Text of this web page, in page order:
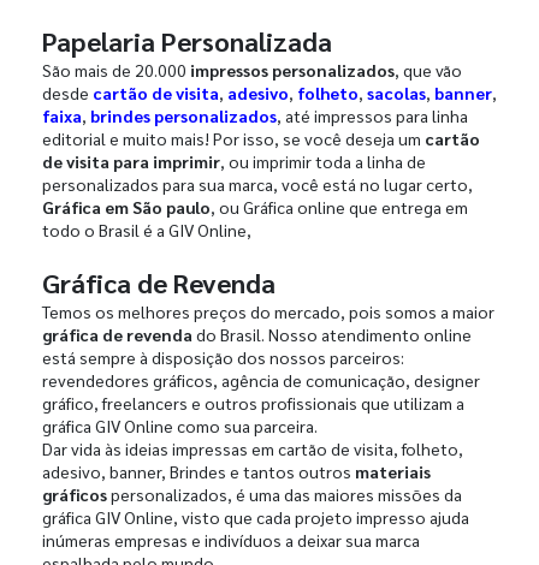
Papelaria Personalizada
São mais de 20.000 impressos personalizados, que vão
desde cartão de visita, adesivo, folheto, sacolas, banner,
faixa, brindes personalizados, até impressos para linha
editorial e muito mais! Por isso, se você deseja um cartão
de visita para imprimir, ou imprimir toda a linha de
personalizados para sua marca, você está no lugar certo,
Gráfica em São paulo, ou Gráfica online que entrega em
todo o Brasil é a GIV Online,
Gráfica de Revenda
Temos os melhores preços do mercado, pois somos a maior
gráfica de revenda do Brasil. Nosso atendimento online
está sempre à disposição dos nossos parceiros:
revendedores gráficos, agência de comunicação, designer
gráfico, freelancers e outros profissionais que utilizam a
gráfica GIV Online como sua parceira.
Dar vida às ideias impressas em cartão de visita, folheto,
adesivo, banner, Brindes e tantos outros materiais
gráficospersonalizados, é uma das maiores missões da
gráfica GIV Online, visto que cada projeto impresso ajuda
inúmeras empresas e indivíduos a deixar sua marca